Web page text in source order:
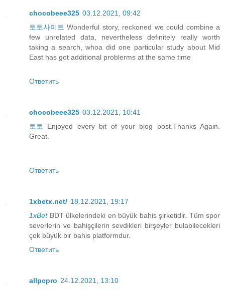
chocobeee325 03.12.2021, 09:42
토토사이트 Wonderful story, reckoned we could combine a
few unrelated data, nevertheless definitely really worth
taking a search, whoa did one particular study about Mid
East has got additional problerms at the same time
Ответить
chocobeee325 03.12.2021, 10:41
토토 Enjoyed every bit of your blog post.Thanks Again.
Great.
Ответить
1xbetx.net/ 18.12.2021, 19:17
1xBetBDT ülkelerindeki en büyük bahis şirketidir. Tüm spor
severlerin ve bahişçilerin sevdikleri birşeyler bulabilecekleri
çok büyük bir bahis platformdur.
Ответить
allpcpro 24.12.2021, 13:10